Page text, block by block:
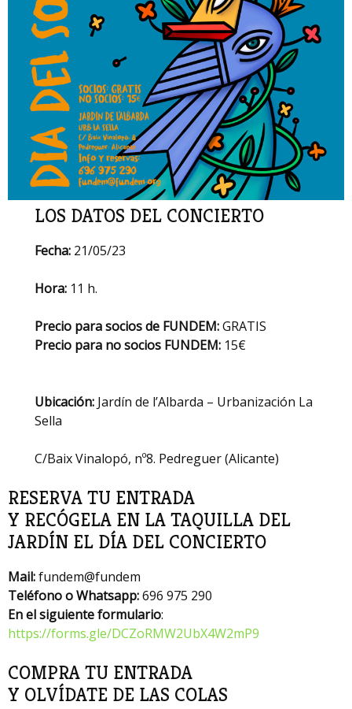
LOS DATOS DEL CONCIERTO
Fecha: 21/05/23
Hora: 11 h.
Precio para socios de FUNDEM:GRATIS
Precio para no socios FUNDEM: 15€
Ubicación: Jardín de l’Albarda – Urbanización La
Sella
C/Baix Vinalopó, nº8. Pedreguer (Alicante)
RESERVA TU ENTRADA
Y RECÓGELA EN LA TAQUILLA DEL
JARDÍN EL DÍA DEL CONCIERTO
Mail:fundem@fundem
Teléfono o Whatsapp:696 975 290
En el siguiente formulario:
https://forms.gle/DCZoRMW2UbX4W2mP9
COMPRA TU ENTRADA
Y OLVÍDATE DE LAS COLAS